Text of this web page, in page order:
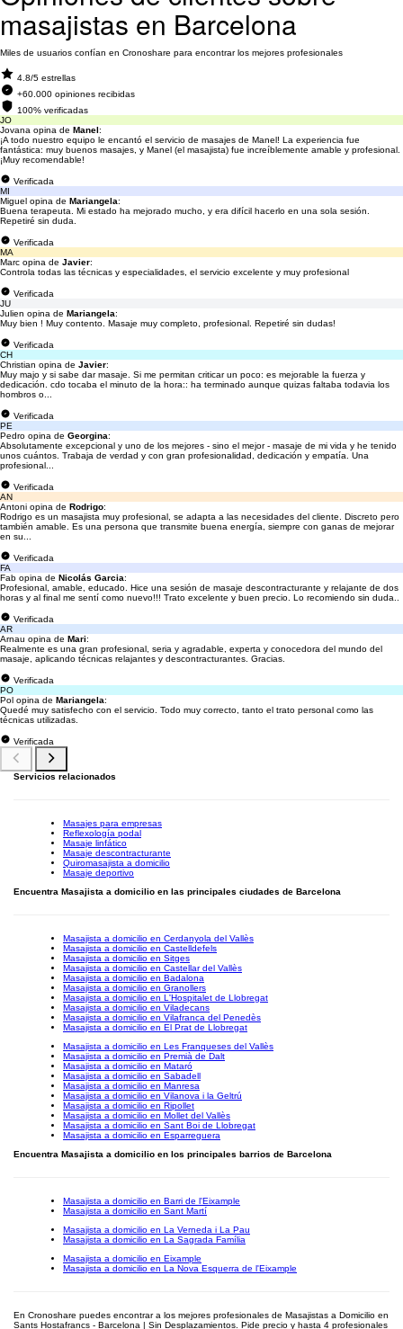
masajistas en Barcelona
Miles de usuarios confían en Cronoshare para encontrar los mejores profesionales
4.8/5 estrellas
+60.000 opiniones recibidas
100% verificadas
JO
Jovana opina de Manel:
¡A todo nuestro equipo le encantó el servicio de masajes de Manel! La experiencia fue
fantástica: muy buenos masajes, y Manel (el masajista) fue increíblemente amable y profesional.
¡Muy recomendable!
Verificada
MI
Miguel opina de Mariangela:
Buena terapeuta. Mi estado ha mejorado mucho, y era difícil hacerlo en una sola sesión.
Repetiré sin duda.
Verificada
MA
Marc opina de Javier:
Controla todas las técnicas y especialidades, el servicio excelente y muy profesional
Verificada
JU
Julien opina de Mariangela:
Muy bien ! Muy contento. Masaje muy completo, profesional. Repetiré sin dudas!
Verificada
CH
Christian opina de Javier:
Muy majo y si sabe dar masaje. Si me permitan criticar un poco: es mejorable la fuerza y
dedicación. cdo tocaba el minuto de la hora:: ha terminado aunque quizas faltaba todavia los
hombros o...
Verificada
PE
Pedro opina de Georgina:
Absolutamente excepcional y uno de los mejores - sino el mejor - masaje de mi vida y he tenido
unos cuántos. Trabaja de verdad y con gran profesionalidad, dedicación y empatía. Una
profesional...
Verificada
AN
Antoni opina de Rodrigo:
Rodrigo es un masajista muy profesional, se adapta a las necesidades del cliente. Discreto pero
también amable. Es una persona que transmite buena energía, siempre con ganas de mejorar
en su...
Verificada
FA
Fab opina de Nicolás Garcia:
Profesional, amable, educado. Hice una sesión de masaje descontracturante y relajante de dos
horas y al final me sentí como nuevo!!! Trato excelente y buen precio. Lo recomiendo sin duda..
Verificada
AR
Arnau opina de Mari:
Realmente es una gran profesional, seria y agradable, experta y conocedora del mundo del
masaje, aplicando técnicas relajantes y descontracturantes. Gracias.
Verificada
PO
Pol opina de Mariangela:
Quedé muy satisfecho con el servicio. Todo muy correcto, tanto el trato personal como las
técnicas utilizadas.
Verificada
Servicios relacionados
Masajes para empresas
Reflexología podal
Masaje linfático
Masaje descontracturante
Quiromasajista a domicilio
Masaje deportivo
Encuentra Masajista a domicilio en las principales ciudades de Barcelona
Masajista a domicilio en Cerdanyola del Vallès
Masajista a domicilio en Castelldefels
Masajista a domicilio en Sitges
Masajista a domicilio en Castellar del Vallès
Masajista a domicilio en Badalona
Masajista a domicilio en Granollers
Masajista a domicilio en L'Hospitalet de Llobregat
Masajista a domicilio en Viladecans
Masajista a domicilio en Vilafranca del Penedès
Masajista a domicilio en El Prat de Llobregat
Masajista a domicilio en Les Franqueses del Vallès
Masajista a domicilio en Premià de Dalt
Masajista a domicilio en Mataró
Masajista a domicilio en Sabadell
Masajista a domicilio en Manresa
Masajista a domicilio en Vilanova i la Geltrú
Masajista a domicilio en Ripollet
Masajista a domicilio en Mollet del Vallès
Masajista a domicilio en Sant Boi de Llobregat
Masajista a domicilio en Esparreguera
Encuentra Masajista a domicilio en los principales barrios de Barcelona
Masajista a domicilio en Barri de l'Eixample
Masajista a domicilio en Sant Martí
Masajista a domicilio en La Verneda i La Pau
Masajista a domicilio en La Sagrada Família
Masajista a domicilio en Eixample
Masajista a domicilio en La Nova Esquerra de l'Eixample
En Cronoshare puedes encontrar a los mejores profesionales de Masajistas a Domicilio en
Sants Hostafrancs - Barcelona | Sin Desplazamientos. Pide precio y hasta 4 profesionales